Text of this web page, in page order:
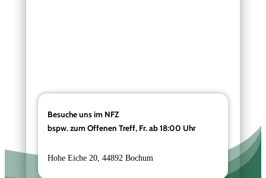
Besuche uns im NFZ
bspw. zum Offenen Treff, Fr. ab 18:00 Uhr
Hohe Eiche 20, 44892 Bochum